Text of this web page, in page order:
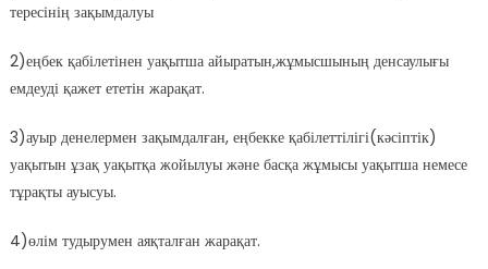
тересінің зақымдалуы
2)еңбек қабілетінен уақытша айыратын,жұмысшының денсаулығы
емдеуді қажет ететін жарақат.
3)ауыр денелермен зақымдалған, еңбекке қабілеттілігі(кәсіптік)
уақытын ұзақ уақытқа жойылуы және басқа жұмысы уақытша немесе
тұрақты ауысуы.
4)өлім тудырумен аяқталған жарақат.